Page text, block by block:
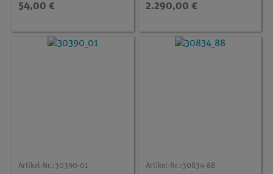
54,00 € 2.290,00 €
Artikel-Nr.:30390-01 Artikel-Nr.:30834-88